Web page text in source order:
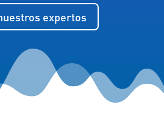
expertos